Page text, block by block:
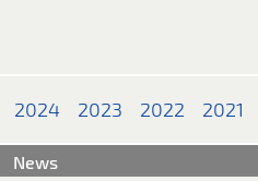
2024 2023 2022 2021
News